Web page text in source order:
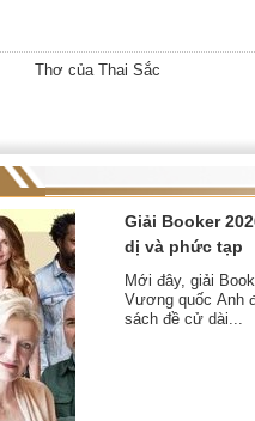
Thơ của Thai Sắc
Giải Booker
dị và phức tạp
Mới đây, giải
Vương quốc Anh
sách đề cử dài...